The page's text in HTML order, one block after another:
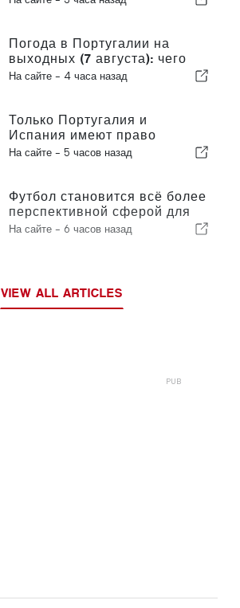
раунд
Погода в Португалии на
выходных (7 августа): чего
ожидать в разных регионах
На сайте - 4 часа назад
Только Португалия и
Испания имеют право
официально продавать
На сайте - 5 часов назад
Футбол становится всё более
перспективной сферой для
инвестиций по всей Европе
На сайте - 6 часов назад
VIEW ALL ARTICLES